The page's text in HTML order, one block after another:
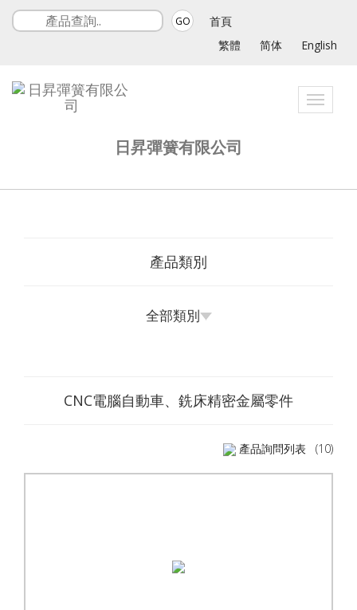
GO
首頁
繁體
简体 English
Toggle
日昇彈簧有限公司
產品類別
全部類別
CNC電腦自動車、銑床精密金屬零件
產品詢問列表 (10)